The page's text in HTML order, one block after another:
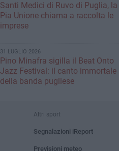
Santi Medici di Ruvo di Puglia, la
Pia Unione chiama a raccolta le
imprese
31 LUGLIO 2026
Pino Minafra sigilla il Beat Onto
Jazz Festival: il canto immortale
della banda pugliese
Altri sport
Segnalazioni iReport
Previsioni meteo